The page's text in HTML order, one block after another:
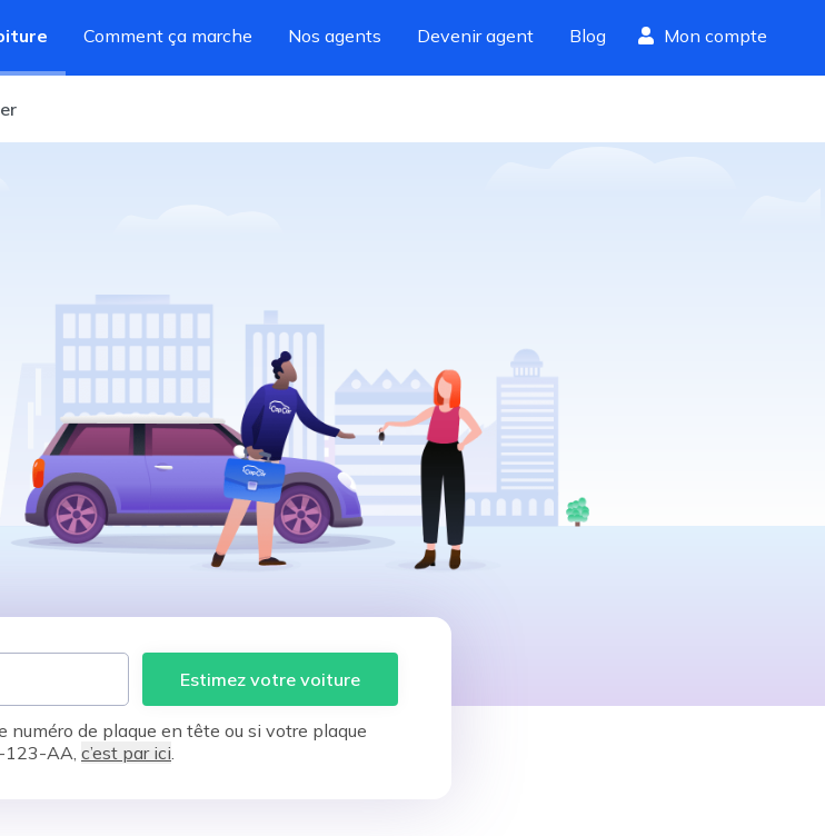
Comment ça marche Nos agents Devenir agent Blog Mon compte
Estimez votre voiture
numéro de plaque en tête ou si votre plaque
123-AA, c’est par ici.